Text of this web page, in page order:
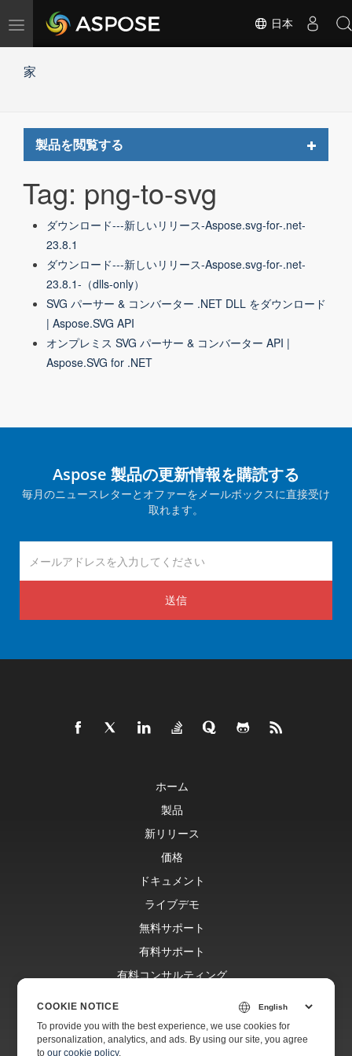
ナ
ー
替
日本
家
製品を閲覧する
Toggle
Tag: png-to-svg
ダウンロード---新しいリリース-Aspose.svg-for-.net-
23.8.1
ダウンロード---新しいリリース-Aspose.svg-for-.net-
23.8.1-（dlls-only）
SVG パーサー & コンバーター .NET DLL をダウンロード
| Aspose.SVG API
オンプレミス SVG パーサー & コンバーター API |
Aspose.SVG for .NET
Aspose 製品の更新情報を購読する
毎月のニュースレターとオファーをメールボックスに直接受け
取れます。
送信
ホーム
製品
新リリース
価格
ドキュメント
ライブデモ
無料サポート
有料サポート
有料コンサルティング
ウェブサイト
会社情報
COOKIE NOTICE
To provide you with the best experience, we use cookies for
personalization, analytics, and ads. By using our site, you agree
toour cookie policy.